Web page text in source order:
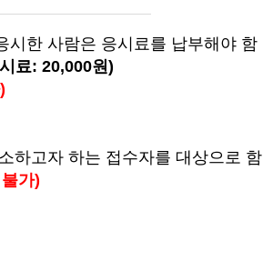
시한 사람은 응시료를 납부해야 함
료: 20,000원)
하고자 하는 접수자를 대상으로 함
가)